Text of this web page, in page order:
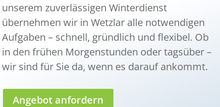
unserem zuverlässigen Winterdienst
übernehmen wir in Wetzlar alle notwendigen
Aufgaben – schnell, gründlich und flexibel. Ob
in den frühen Morgenstunden oder tagsüber –
wir sind für Sie da, wenn es darauf ankommt.
Angebot anfordern